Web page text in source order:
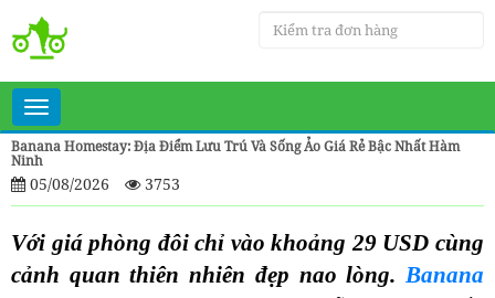
Toggle
navigation
Banana Homestay: Địa Điểm Lưu Trú Và Sống Ảo Giá Rẻ Bậc Nhất Hàm
Ninh
05/08/2026 3753
Với giá phòng đôi chỉ vào khoảng 29 USD cùng
cảnh quan thiên nhiên đẹp nao lòng.Banana